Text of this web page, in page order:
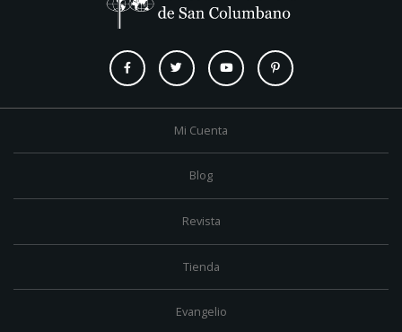
Mi Cuenta
Blog
Revista
Tienda
Evangelio